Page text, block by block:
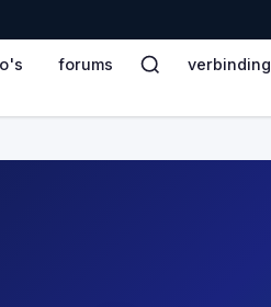
forums verbinding